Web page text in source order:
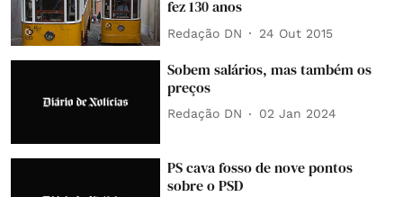
fez 130 anos
Redação DN 24 Out 2015
Sobem salários, mas também os
preços
Redação DN 02 Jan 2024
PS cava fosso de nove pontos
sobre o PSD